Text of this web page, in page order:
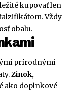
kupovať len
Vždy
obalu.
prírodnými
Zinok,
ako doplnkové